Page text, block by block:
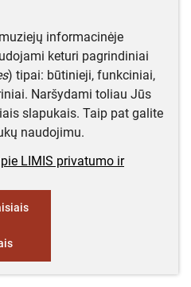
informacinėje
keturi pagrindiniai
) tipai: būtinieji, funkciniai,
Naršydami toliau Jūs
slapukais. Taip pat galite
naudojimu.
LIMIS privatumo ir